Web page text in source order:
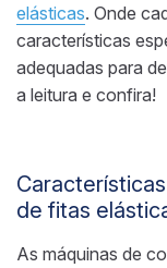
elásticas. Onde
características
adequadas para
a leitura e confira!
de fitas
As máquinas de